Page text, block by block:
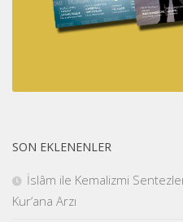
SON EKLENENLER
İslâm ile Kemalizmi
Kur’ana Arzı